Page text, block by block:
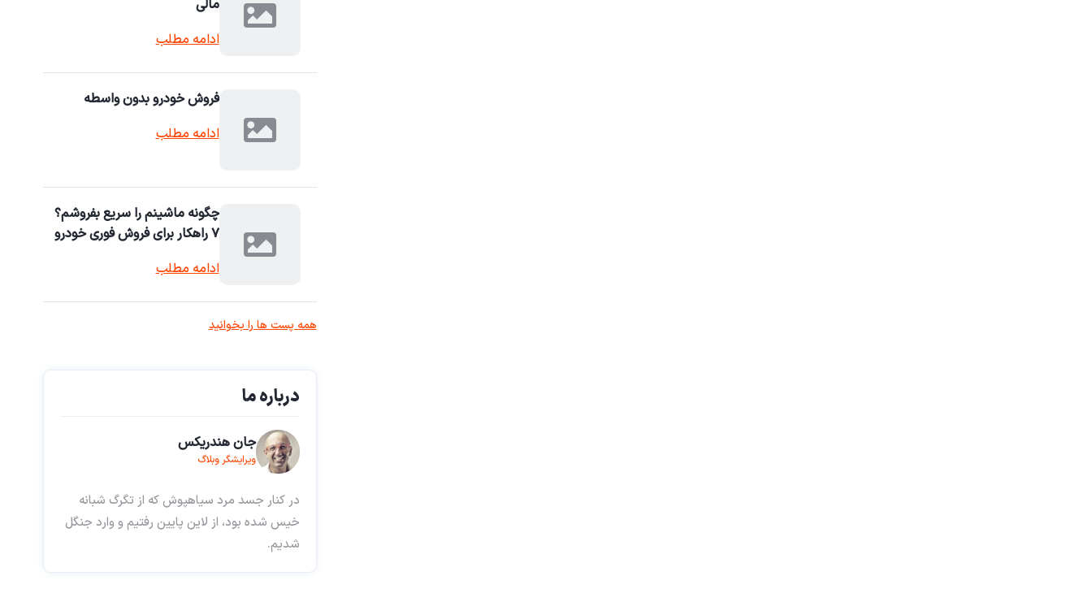
مالی
ادامه مطلب
فروش خودرو بدون واسطه
ادامه مطلب
چگونه ماشینم را سریع بفروشم؟
۷ راهکار برای فروش فوری خودرو
ادامه مطلب
همه پست ها را بخوانید
درباره ما
جان هندریکس
ویرایشگر وبلاگ
در کنار جسد مرد سیاهپوش که از تگرگ شبانه
خیس شده بود، از لاین پایین رفتیم و وارد جنگل
شدیم.